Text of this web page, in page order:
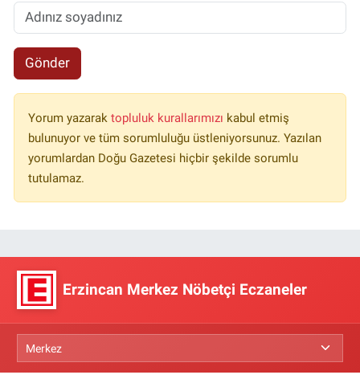
Gönder
Yorum yazarak topluluk kurallarımızı kabul etmiş
bulunuyor ve tüm sorumluluğu üstleniyorsunuz. Yazılan
yorumlardan Doğu Gazetesi hiçbir şekilde sorumlu
tutulamaz.
Erzincan Merkez Nöbetçi Eczaneler